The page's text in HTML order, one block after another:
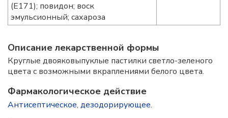
(Е171); повидон; воск
эмульсионный; сахароза
Описание лекарственной формы
Круглые двояковыпуклые пастилки светло-зеленого
цвета с возможными вкраплениями белого цвета.
Фармакологическое действие
Антисептическое, дезодорирующее.